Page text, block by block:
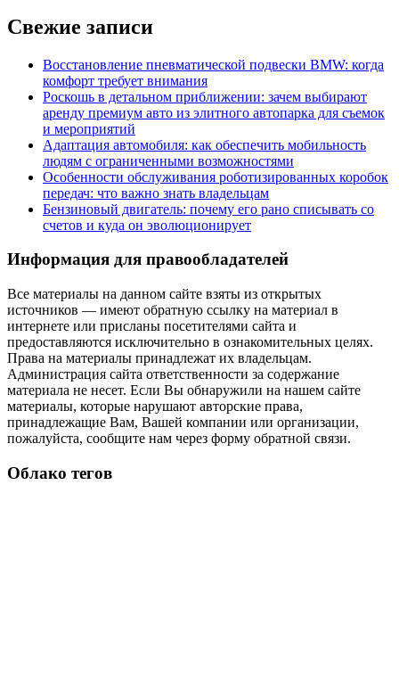
Свежие записи
Восстановление пневматической подвески BMW: когда
комфорт требует внимания
Роскошь в детальном приближении: зачем выбирают
аренду премиум авто из элитного автопарка для съемок
и мероприятий
Адаптация автомобиля: как обеспечить мобильность
людям с ограниченными возможностями
Особенности обслуживания роботизированных коробок
передач: что важно знать владельцам
Бензиновый двигатель: почему его рано списывать со
счетов и куда он эволюционирует
Информация для правообладателей
Все материалы на данном сайте взяты из открытых
источников — имеют обратную ссылку на материал в
интернете или присланы посетителями сайта и
предоставляются исключительно в ознакомительных целях.
Права на материалы принадлежат их владельцам.
Администрация сайта ответственности за содержание
материала не несет. Если Вы обнаружили на нашем сайте
материалы, которые нарушают авторские права,
принадлежащие Вам, Вашей компании или организации,
пожалуйста, сообщите нам через форму обратной связи.
Облако тегов